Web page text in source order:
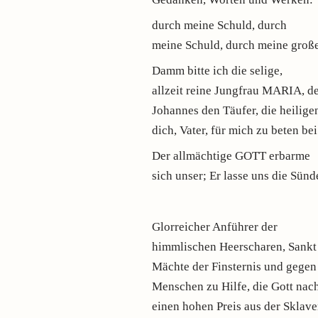
durch meine Schuld, durch
meine Schuld, durch meine
Damm bitte ich die selige,
allzeit reine Jungfrau MARIA,
Johannes den Täufer, die
dich, Vater, für mich zu beten
Der allmächtige GOTT erbarme
sich unser; Er lasse uns die
Glorreicher Anführer der
himmlischen Heerscharen,
Mächte der Finsternis und
Menschen zu Hilfe, die Gott
einen hohen Preis aus der